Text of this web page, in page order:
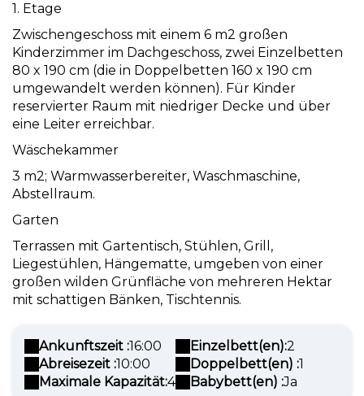
1. Etage
Zwischengeschoss mit einem 6 m2 großen
Kinderzimmer im Dachgeschoss, zwei Einzelbetten
80 x 190 cm (die in Doppelbetten 160 x 190 cm
umgewandelt werden können). Für Kinder
reservierter Raum mit niedriger Decke und über
eine Leiter erreichbar.
Wäschekammer
3 m2; Warmwasserbereiter, Waschmaschine,
Abstellraum.
Garten
Terrassen mit Gartentisch, Stühlen, Grill,
Liegestühlen, Hängematte, umgeben von einer
großen wilden Grünfläche von mehreren Hektar
mit schattigen Bänken, Tischtennis.
Ankunftszeit :16:00
Abreisezeit :10:00
Maximale Kapazität:4
Einzelbett(en):2
Doppelbett(en) :1
Babybett(en) :Ja